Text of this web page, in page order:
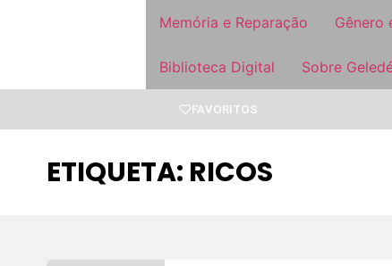
Memória e Reparação Gênero
Biblioteca Digital Sobre
FAVORITOS
ETIQUETA: RICOS